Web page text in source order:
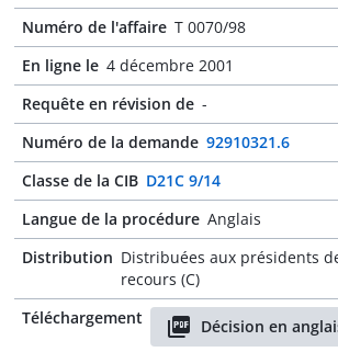
Numéro de l'affaire T 0070/98
En ligne le 4 décembre 2001
Requête en révision de -
Numéro de la demande 92910321.6
Classe de la CIB D21C 9/14
Langue de la procédure Anglais
Distribution Distribuées aux présidents
recours (C)
Téléchargement
Décision en